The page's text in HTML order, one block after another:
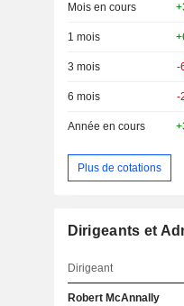
Mois en cours
1 mois
3 mois -
6 mois -
Année en cours
Plus de cotations
Dirigeants et
Dirigeant
Robert McAnnally